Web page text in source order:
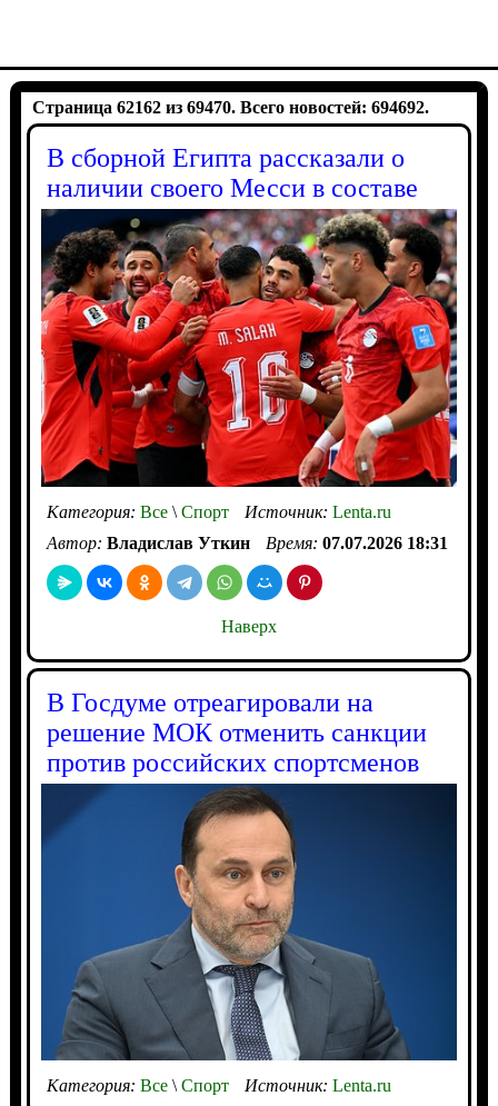
Страница 62162 из 69470. Всего новостей: 694692.
В сборной Египта рассказали о
наличии своего Месси в составе
Категория: Все\Спорт Источник: Lenta.ru
Автор: Владислав Уткин Время: 07.07.2026 18:31
Наверх
В Госдуме отреагировали на
решение МОК отменить санкции
против российских спортсменов
Категория: Все\Спорт Источник: Lenta.ru